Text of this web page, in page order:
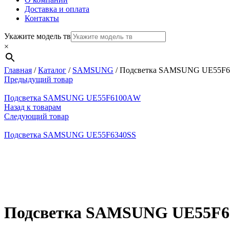
Доставка и оплата
Контакты
Укажите модель тв
×
Главная /Каталог / SAMSUNG /Подсветка SAMSUNG
Предыдущий товар
Подсветка SAMSUNG UЕ55F6100АW
Назад к товарам
Следующий товар
Подсветка SAMSUNG UЕ55F6340SS
Подсветка SAMSUNG